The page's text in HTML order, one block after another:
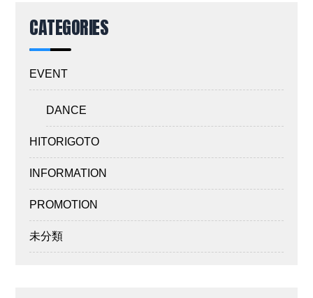
CATEGORIES
EVENT
DANCE
HITORIGOTO
INFORMATION
PROMOTION
未分類